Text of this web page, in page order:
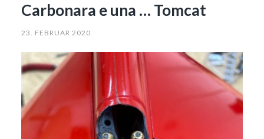
Carbonara e una … Tomcat
23. FEBRUAR 2020